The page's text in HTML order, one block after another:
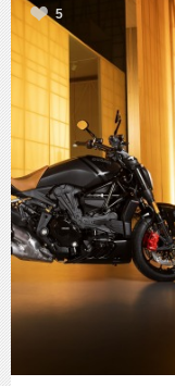
5